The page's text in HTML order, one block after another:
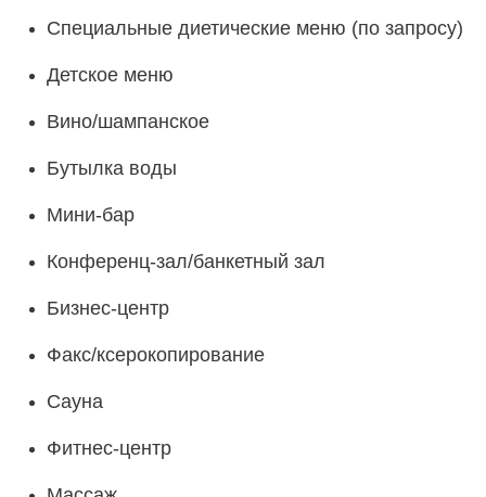
Специальные диетические меню (по запросу)
Детское меню
Вино/шампанское
Бутылка воды
Мини-бар
Конференц-зал/банкетный зал
Бизнес-центр
Факс/ксерокопирование
Сауна
Фитнес-центр